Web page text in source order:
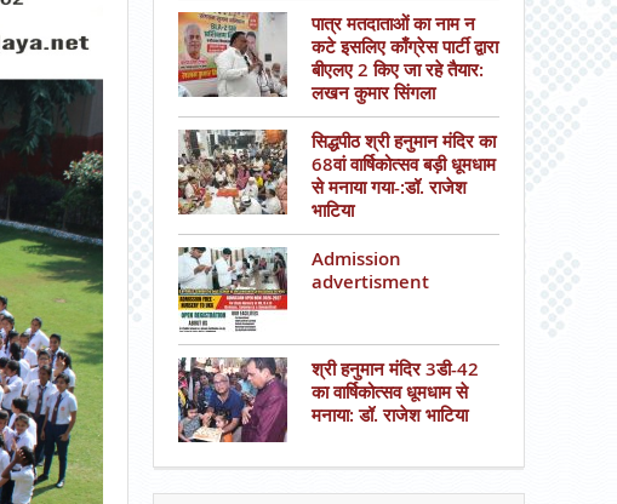
पात्र मतदाताओं का नाम न
कटे इसलिए काँग्रेस पार्टी द्वारा
बीएलए 2 किए जा रहे तैयार:
लखन कुमार सिंगला
सिद्धपीठ श्री हनुमान मंदिर का
68वां वार्षिकोत्सव बड़ी धूमधाम
से मनाया गया-:डॉ. राजेश
भाटिया
Admission
advertisment
श्री हनुमान मंदिर 3डी-42
का वार्षिकोत्सव धूमधाम से
मनाया: डॉ. राजेश भाटिया